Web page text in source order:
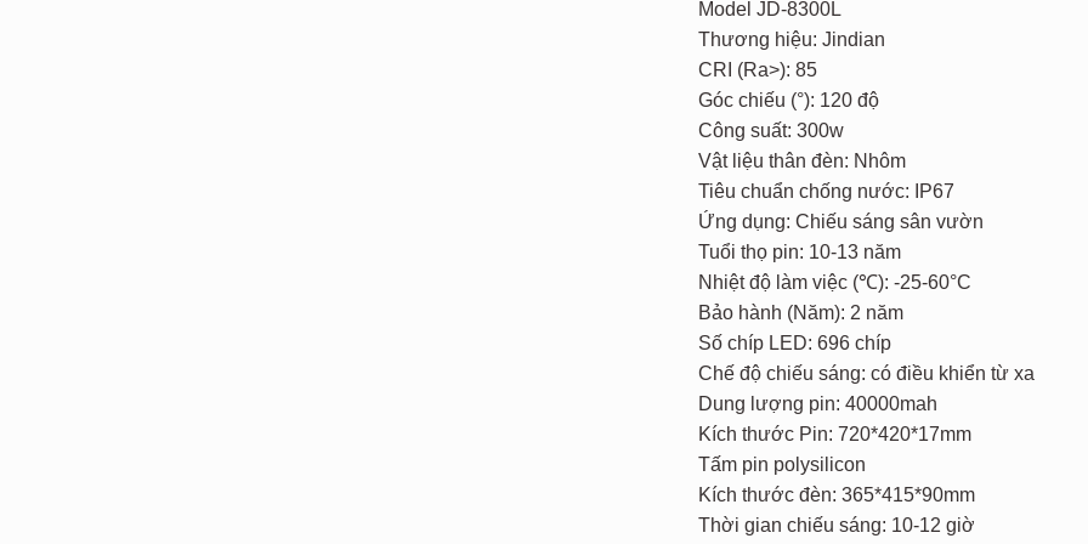
Model JD-8300L
Thương hiệu: Jindian
CRI (Ra>): 85
Góc chiếu (°): 120 độ
Công suất: 300w
Vật liệu thân đèn: Nhôm
Tiêu chuẩn chống nước: IP67
Ứng dụng: Chiếu sáng sân vườn
Tuổi thọ pin: 10-13 năm
Nhiệt độ làm việc (℃): -25-60°C
Bảo hành (Năm): 2 năm
Số chíp LED: 696 chíp
Chế độ chiếu sáng: có điều khiển từ xa
Dung lượng pin: 40000mah
Kích thước Pin: 720*420*17mm
Tấm pin polysilicon
Kích thước đèn: 365*415*90mm
Thời gian chiếu sáng: 10-12 giờ